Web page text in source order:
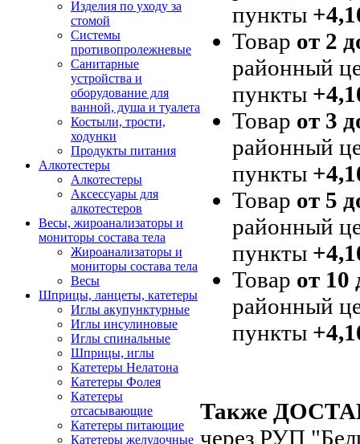
Изделия по уходу за
стомой
Системы
противопролежневые
Санитарные
устройства и
оборудование для
ванной, душа и туалета
Костыли, трости,
ходунки
Продукты питания
Алкотестеры
Алкотестеры
Аксессуары для
алкотестеров
Весы, жироанализаторы и
мониторы состава тела
Жироанализаторы и
мониторы состава тела
Весы
Шприцы, ланцеты, катетеры
Иглы акупунктурные
Иглы инсулиновые
Иглы спинальные
Шприцы, иглы
Катетеры Нелатона
Катетеры Фолея
Катетеры
отсасывающие
Катетеры питающие
Катетеры желудочные
пункты
Товар от 2
районный
пункты
Товар от 3
районный
пункты
Товар от 5
районный
пункты
Товар от 10
районный
пункты
Также
через РУП